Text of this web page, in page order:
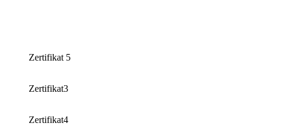
Zertifikat 5
Zertifikat3
Zertifikat4